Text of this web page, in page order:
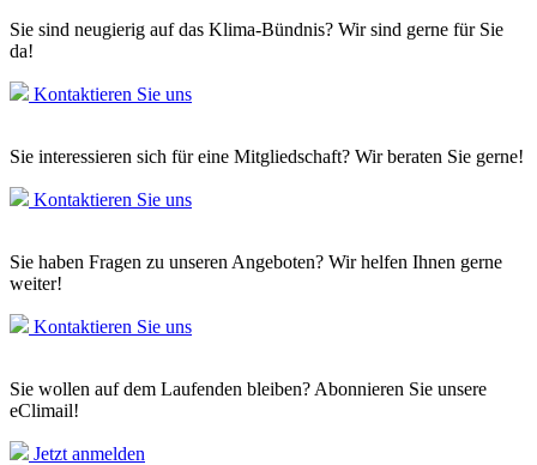
Sie sind neugierig auf das Klima-Bündnis? Wir sind gerne für Sie
da!
Kontaktieren Sie uns
Sie interessieren sich für eine Mitgliedschaft? Wir beraten Sie gerne!
Kontaktieren Sie uns
Sie haben Fragen zu unseren Angeboten? Wir helfen Ihnen gerne
weiter!
Kontaktieren Sie uns
Sie wollen auf dem Laufenden bleiben? Abonnieren Sie unsere
eClimail!
Jetzt anmelden